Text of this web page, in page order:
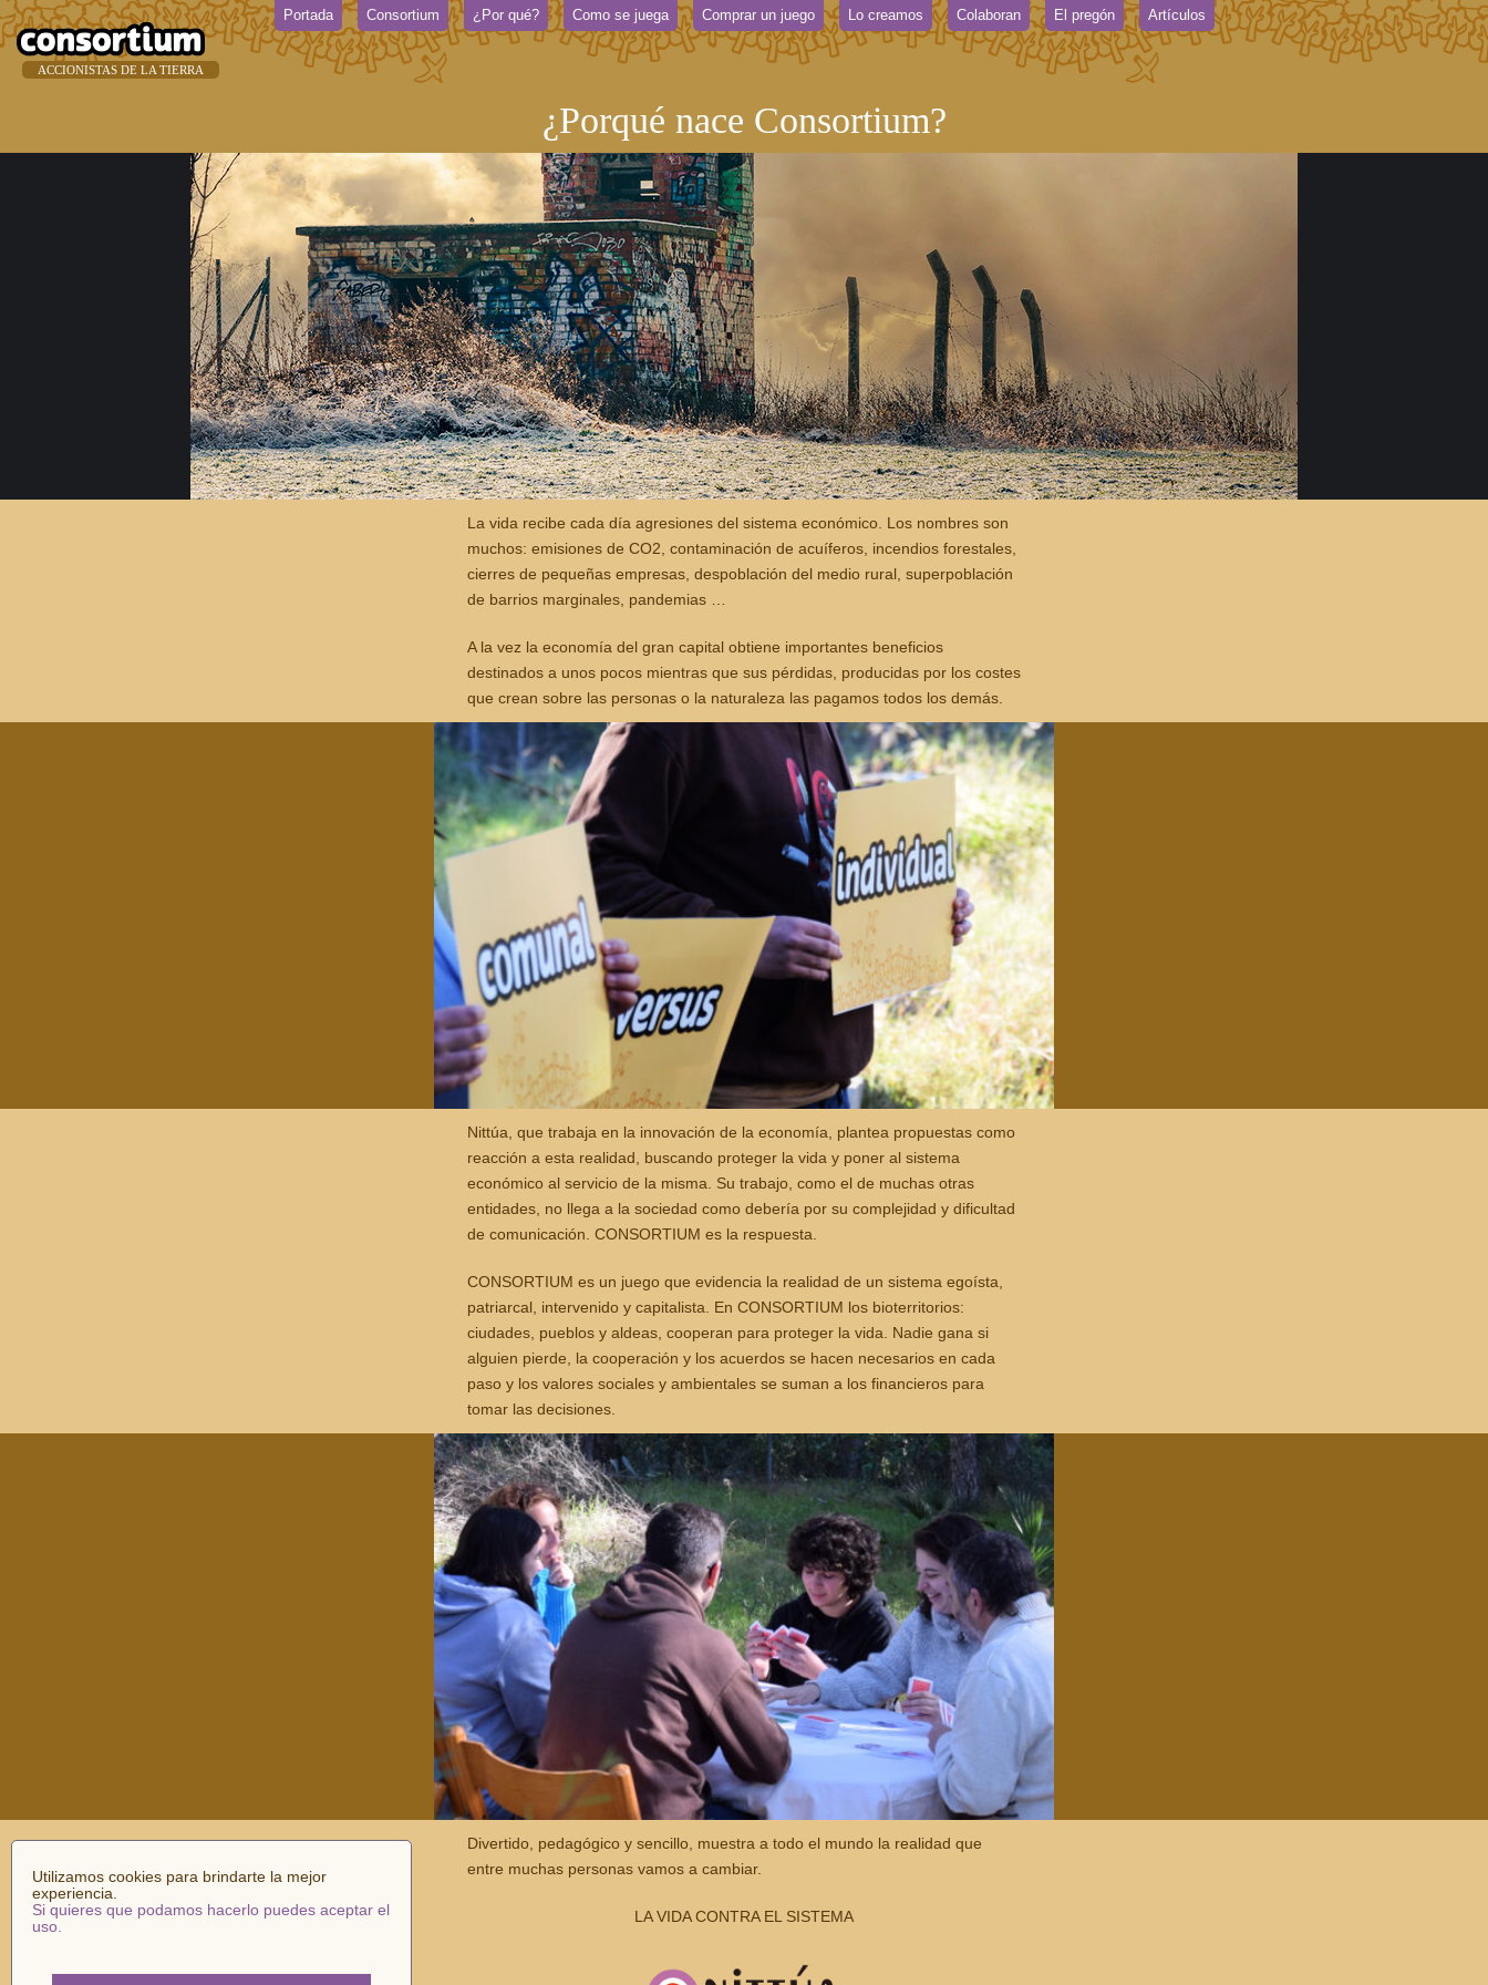
ACCIONISTAS DE LA TIERRA
Portada Consortium ¿Por qué? Como se juega Comprar un juego Lo creamos Colaboran El pregón Artículos
¿Porqué nace Consortium?
La vida recibe cada día agresiones del sistema económico. Los nombres son
muchos: emisiones de CO2, contaminación de acuíferos, incendios forestales,
cierres de pequeñas empresas, despoblación del medio rural, superpoblación
de barrios marginales, pandemias …
A la vez la economía del gran capital obtiene importantes beneficios
destinados a unos pocos mientras que sus pérdidas, producidas por los costes
que crean sobre las personas o la naturaleza las pagamos todos los demás.
Nittúa, que trabaja en la innovación de la economía, plantea propuestas como
reacción a esta realidad, buscando proteger la vida y poner al sistema
económico al servicio de la misma. Su trabajo, como el de muchas otras
entidades, no llega a la sociedad como debería por su complejidad y dificultad
de comunicación. CONSORTIUM es la respuesta.
CONSORTIUM es un juego que evidencia la realidad de un sistema egoísta,
patriarcal, intervenido y capitalista. En CONSORTIUM los bioterritorios:
ciudades, pueblos y aldeas, cooperan para proteger la vida. Nadie gana si
alguien pierde, la cooperación y los acuerdos se hacen necesarios en cada
paso y los valores sociales y ambientales se suman a los financieros para
tomar las decisiones.
Divertido, pedagógico y sencillo, muestra a todo el mundo la realidad que
entre muchas personas vamos a cambiar.
LA VIDA CONTRA EL SISTEMA
Utilizamos cookies para brindarte la mejor
experiencia.
Si quieres que podamos hacerlo puedes aceptar el
uso.